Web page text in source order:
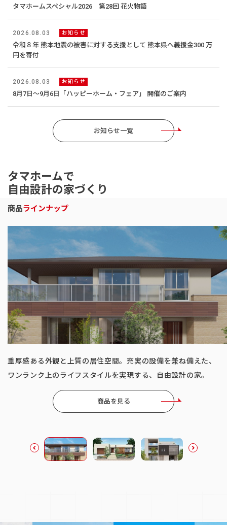
タマホームスペシャル2026 第28回 花火物語
2026.08.03 お知らせ
令和８年 熊本地震の被害に対する支援として 熊本県へ義援金300 万
円を寄付
2026.08.03 お知らせ
8月7日～9月6日「ハッピーホーム・フェア」 開催のご案内
お知らせ一覧
タマホームで
自由設計の家づくり
商品ラインナップ
ベストセラー商品
重厚感ある外観と上質の居住空間。充実の設備を兼ね備えた、
ワンランク上のライフスタイルを実現する、自由設計の家。
商品を見る
ご家族の気配をいつも身近に感じられる、ワンフロアの住ま
い。楽器の演奏など趣味にも活かせるインナーガレージ付き。
商品を見る